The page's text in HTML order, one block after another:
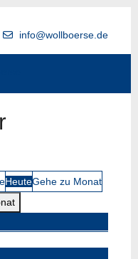
info@wollboerse.de
HeuteGehe zu Monat